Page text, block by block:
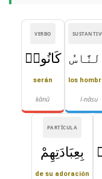
los
l-nāsu
VERBO
كَانُوا۟
serán
kānū
PARTÍCULA
بِعِبَادَتِهِمْ
de su adoración